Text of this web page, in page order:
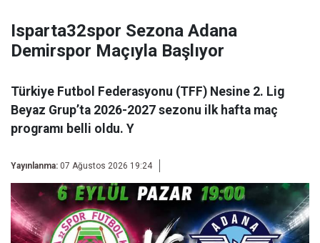
Isparta32spor Sezona Adana
Demirspor Maçıyla Başlıyor
Türkiye Futbol Federasyonu (TFF) Nesine 2. Lig
Beyaz Grup’ta 2026-2027 sezonu ilk hafta maç
programı belli oldu. Y
Yayınlanma: 07 Ağustos 2026 19:24